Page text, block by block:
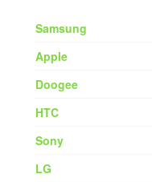
Samsung
Apple
Doogee
HTC
Sony
LG